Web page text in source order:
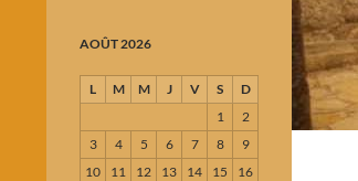
AOÛT 2026
L M M J V S
D
1
2
3
4 5 6 7 8
9
10
11 12 13 14 15
16